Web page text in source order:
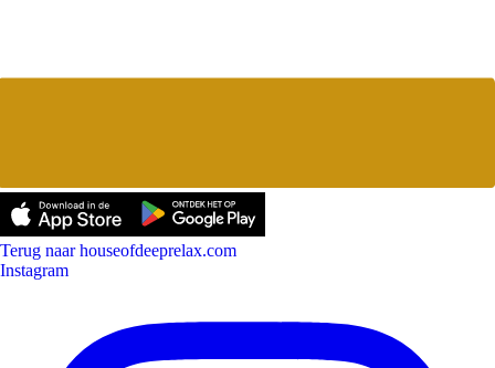
Terug naar houseofdeeprelax.com
Instagram